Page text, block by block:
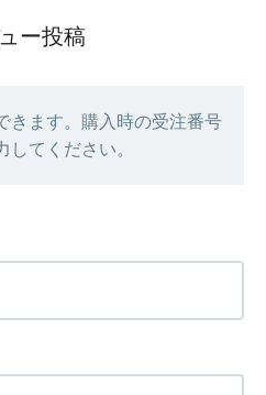
ー投稿
きます。購入時の受注番号
してください。